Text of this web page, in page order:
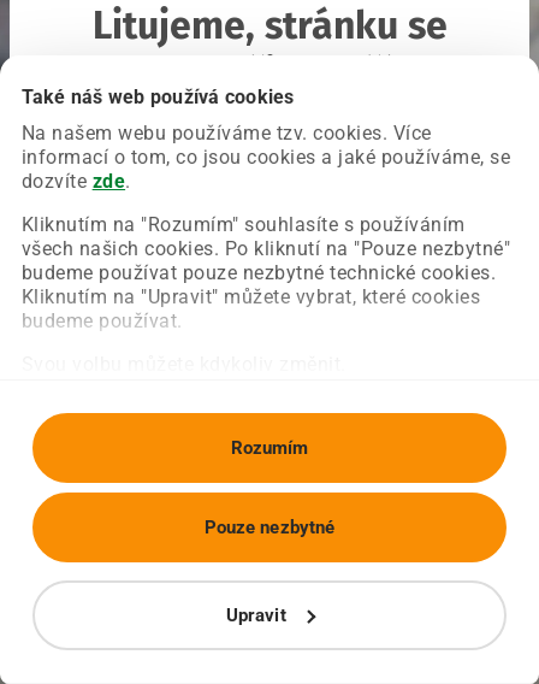
Také náš web používá cookies
Na našem webu používáme tzv. cookies. Více
informací o tom, co jsou cookies a jaké používáme, se
dozvíte zde.
Kliknutím na "Rozumím" souhlasíte s používáním
všech našich cookies. Po kliknutí na "Pouze nezbytné"
budeme používat pouze nezbytné technické cookies.
Kliknutím na "Upravit" můžete vybrat, které cookies
budeme používat.
Rozumím
Upravit
Pouze nezbytné
Litujeme, stránku se
Chyba nastala na naší straně a už ji opravujeme.
Zkuste prosím znovu načíst požadovanou stránku.
Obnovit stránku Úvodní strana